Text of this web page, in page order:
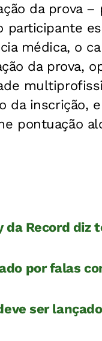
da prova
participante
médica, o
da prova,
da inscrição,
pontuação
Record diz
por falas
ser